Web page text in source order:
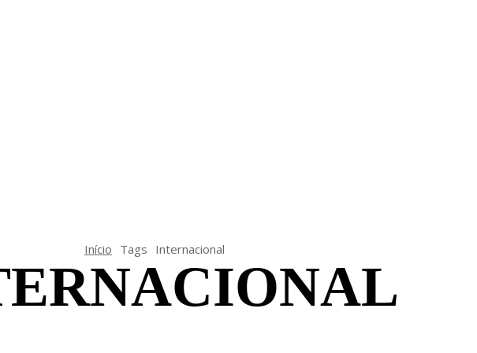
Início Tags Internacional